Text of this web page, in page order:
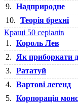
9. Надприродне
10. Теорія брехні
Кращі 50 серіалів
1. Король Лев
2.
Як приборкати
3. Рататуй
4. Вартові легенд
5. Корпорація